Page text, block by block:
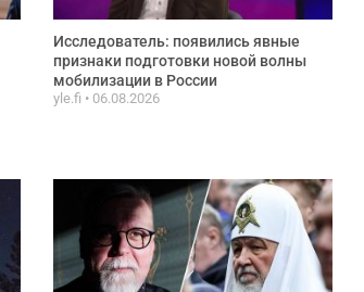
Исследователь: появились явные
признаки подготовки новой волны
мобилизации в России
yle.fi 06.08.2026